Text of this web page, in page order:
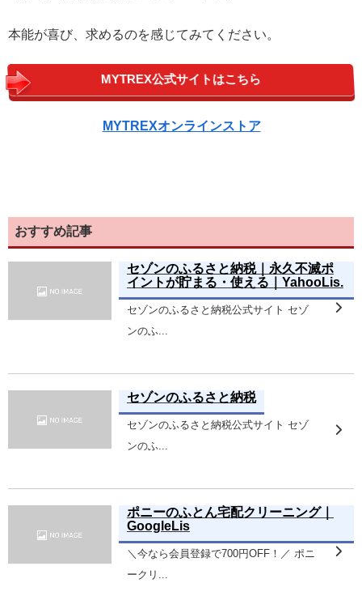
本能が喜び、求めるのを感じてみてください。
MYTREX公式サイトはこちら
MYTREXオンラインストア
おすすめ記事
セゾンのふるさと納税｜永久不滅ポ
イントが貯まる・使える｜YahooLis.
セゾンのふるさと納税公式サイト セゾ
ンのふ...
セゾンのふるさと納税
セゾンのふるさと納税公式サイト セゾ
ンのふ...
ポニーのふとん宅配クリーニング｜
GoogleLis
＼今なら会員登録で700円OFF！／ ポニ
ークリ...